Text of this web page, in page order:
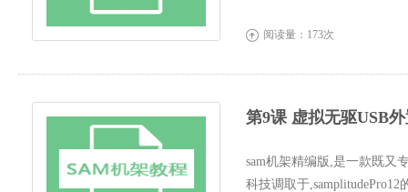
 阅读量：173次
第9课 虚拟无驱USB
sam机架精编版,是一款既又
科技调取于